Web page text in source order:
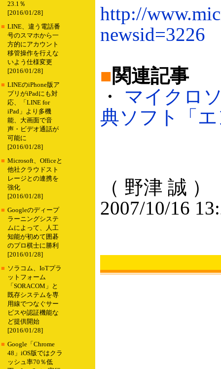
23.1％
[2016/01/28]
■ LINE、違う電話番
号のスマホから一
方的にアカウント
移管操作を行えな
いよう仕様変更
[2016/01/28]
■ LINEのiPhone版ア
プリがiPadにも対
応、「LINE for
iPad」より多機
能、大画面で音
声・ビデオ通話が
可能に
[2016/01/28]
■ Microsoft、Officeと
他社クラウドスト
レージとの連携を
強化
[2016/01/28]
■ Googleのディープ
ラーニングシステ
ムによって、人工
知能が初めて囲碁
のプロ棋士に勝利
[2016/01/28]
■ ソラコム、IoTプラ
ットフォーム
「SORACOM」と
既存システムを専
用線でつなぐサー
ビスや認証機能な
ど提供開始
[2016/01/28]
■ Google「Chrome
48」iOS版ではクラ
ッシュ率70％低
http://
newsid=3226
■関連記事
・ マイクロ
典ソフト「エ
（ 野津 誠 ）
2007/10/16